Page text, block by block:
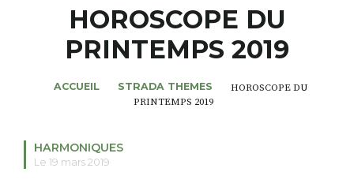
MAGAZINES
NOS THÈMES
STRADA’DATES
ALTER STRADA
HOROSCOPE DU
PRINTEMPS 2019
ACCUEIL STRADA THEMES
HOROSCOPE DU
PRINTEMPS 2019
HARMONIQUES
Le 19 mars 2019